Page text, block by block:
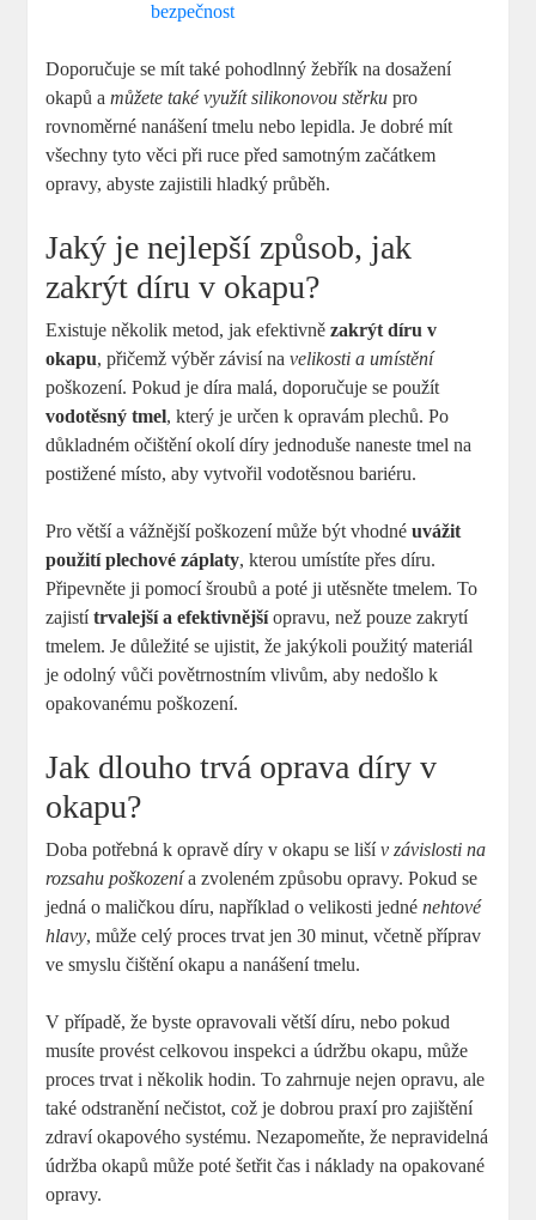
bezpečnost
Doporučuje se mít také pohodlnný žebřík na dosažení
okapů amůžete také využít silikonovou stěrku pro
rovnoměrné nanášení tmelu nebo lepidla. Je dobré mít
všechny tyto věci při ruce před samotným začátkem
opravy, abyste zajistili hladký průběh.
Jaký je nejlepší způsob, jak
zakrýt díru v okapu?
Existuje několik metod, jak efektivnězakrýt díru v
okapu, přičemž výběr závisí navelikosti a umístění
poškození. Pokud je díra malá, doporučuje se použít
vodotěsný tmel, který je určen k opravám plechů. Po
důkladném očištění okolí díry jednoduše naneste tmel na
postižené místo, aby vytvořil vodotěsnou bariéru.
Pro větší a vážnější poškození může být vhodnéuvážit
použití plechové záplaty, kterou umístíte přes díru.
Připevněte ji pomocí šroubů a poté ji utěsněte tmelem. To
zajistítrvalejší a efektivnějšíopravu, než pouze zakrytí
tmelem. Je důležité se ujistit, že jakýkoli použitý materiál
je odolný vůči povětrnostním vlivům, aby nedošlo k
opakovanému poškození.
Jak dlouho trvá oprava díry v
okapu?
Doba potřebná k opravě díry v okapu se lišív závislosti na
rozsahu poškozenía zvoleném způsobu opravy. Pokud se
jedná o maličkou díru, například o velikosti jednénehtové
hlavy, může celý proces trvat jen 30 minut, včetně příprav
ve smyslu čištění okapu a nanášení tmelu.
V případě, že byste opravovali větší díru, nebo pokud
musíte provést celkovou inspekci a údržbu okapu, může
proces trvat i několik hodin. To zahrnuje nejen opravu, ale
také odstranění nečistot, což je dobrou praxí pro zajištění
zdraví okapového systému. Nezapomeňte, že nepravidelná
údržba okapů může poté šetřit čas i náklady na opakované
opravy.